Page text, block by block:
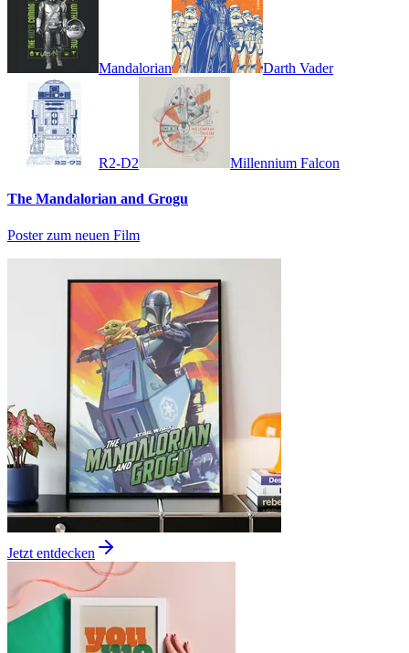
Mandalorian Darth Vader
R2-D2 Millennium Falcon
The Mandalorian and Grogu
Poster zum neuen Film
Jetzt entdecken